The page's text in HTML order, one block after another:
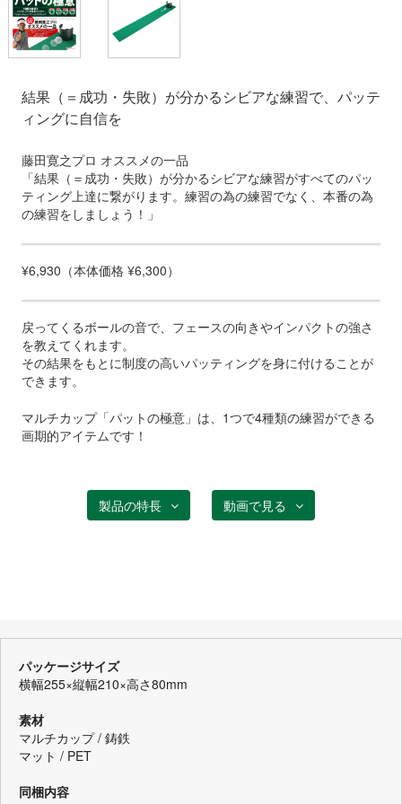
結果（＝成功・失敗）が分かるシビアな練習で、パッテ
ィングに自信を
藤田寛之プロ オススメの一品
「結果（＝成功・失敗）が分かるシビアな練習がすべてのパッ
ティング上達に繋がります。練習の為の練習でなく、本番の為
の練習をしましょう！」
¥6,930（本体価格 ¥6,300）
戻ってくるボールの音で、フェースの向きやインパクトの強さ
を教えてくれます。
その結果をもとに制度の高いパッティングを身に付けることが
できます。
マルチカップ「パットの極意」は、1つで4種類の練習ができる
画期的アイテムです！
製品の特長 動画で見る
パッケージサイズ
横幅255×縦幅210×高さ80mm
素材
マルチカップ / 鋳鉄
マット / PET
同梱内容